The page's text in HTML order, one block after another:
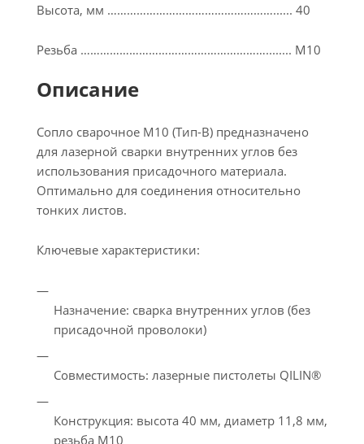
Высота, мм ……………………………………………...... 40
Резьба …………………………………………………........ М10
Описание
Сопло сварочное M10 (Тип-B) предназначено
для лазерной сварки внутренних углов без
использования присадочного материала.
Оптимально для соединения относительно
тонких листов.
Ключевые характеристики:
Назначение: сварка внутренних углов (без
присадочной проволоки)
Совместимость: лазерные пистолеты QILIN®
Конструкция: высота 40 мм, диаметр 11,8 мм,
резьба М10